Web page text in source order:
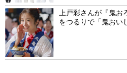
上戸彩さんが『鬼お
をつるりで「鬼おい